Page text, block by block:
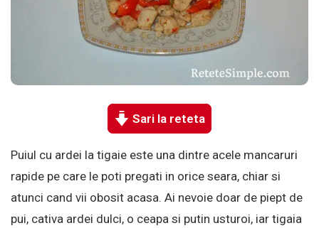
Sari la reteta
Puiul cu ardei la tigaie este una dintre acele mancaruri
rapide pe care le poti pregati in orice seara, chiar si
atunci cand vii obosit acasa. Ai nevoie doar de piept de
pui, cativa ardei dulci, o ceapa si putin usturoi, iar tigaia